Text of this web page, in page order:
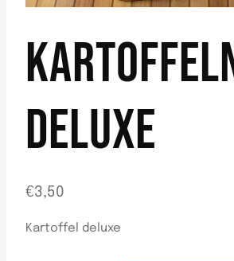
DELUXE
€3,50
Kartoffel deluxe